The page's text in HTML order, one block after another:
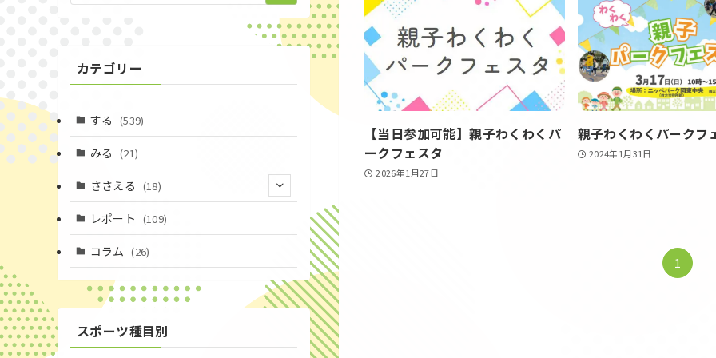
【当日参加可能】親子わくわくパ
ークフェスタ
2026年1月27日
親子わくわくパークフ
2024年1月31日
1
カテゴリー
する (539)
みる (21)
ささえる (18)
(4)
(1)
レポート (109)
コラム (26)
スポーツ種目別